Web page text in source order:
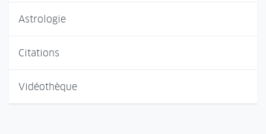
Astrologie
Citations
Vidéothèque